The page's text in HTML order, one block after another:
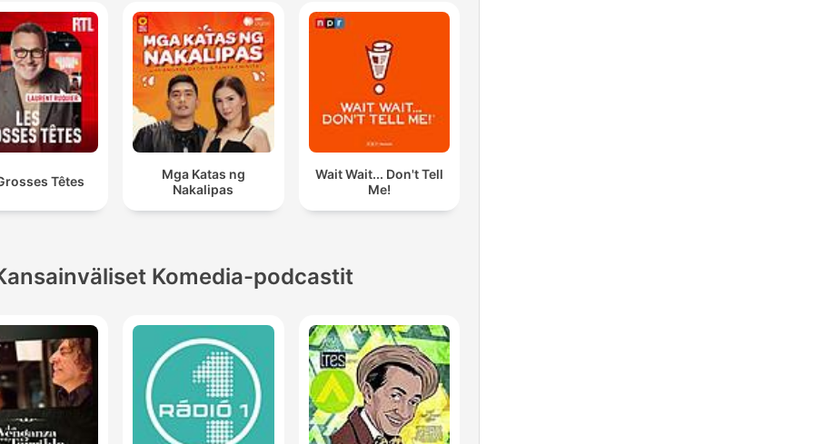
Têtes
Mga Katas ng
Nakalipas
Wait Wait... Don't Tell
Me!
Komedia-podcastit